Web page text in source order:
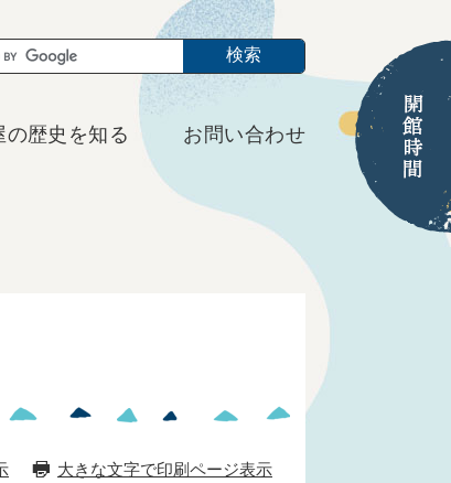
の歴史を知る お問い合わせ
大きな文字で印刷ページ表示